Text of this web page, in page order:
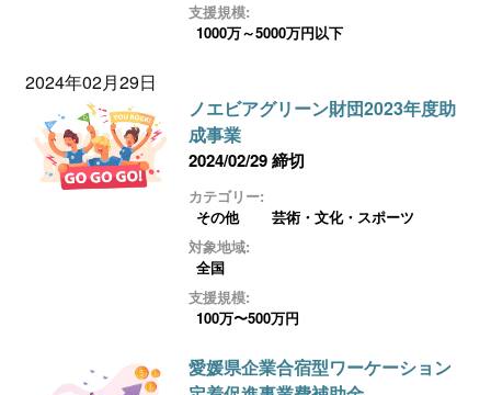
支援規模:
1000万～5000万円以下
2024年02月29日
ノエビアグリーン財団2023年度助
成事業
2024/02/29 締切
カテゴリー:
その他
芸術・文化・スポーツ
対象地域:
全国
支援規模:
100万〜500万円
愛媛県企業合宿型ワーケーション